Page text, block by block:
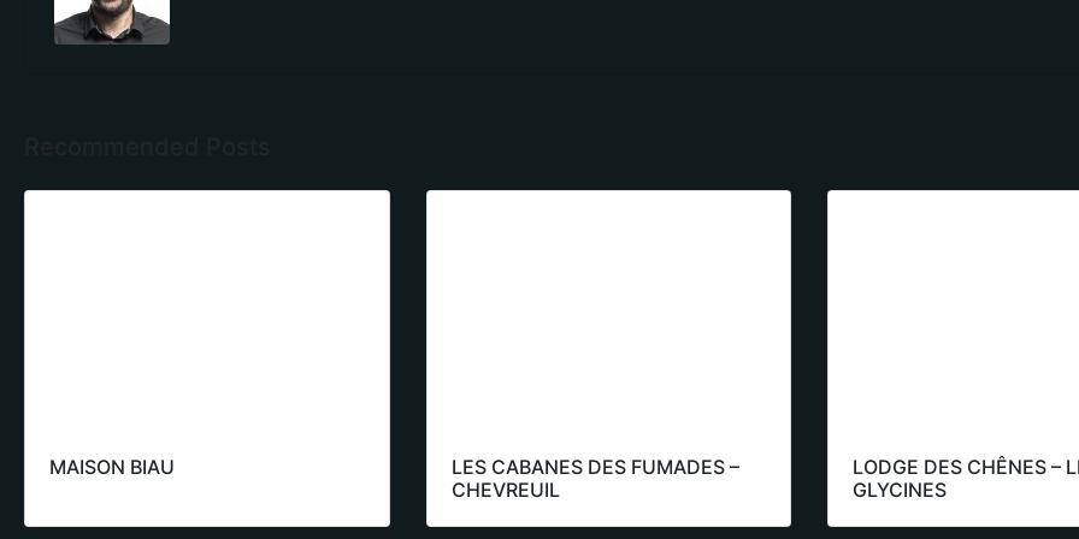
MAISON BIAU
LES CABANES DES FUMADES –
CHEVREUIL
LODGE DES CHÊNES –
GLYCINES